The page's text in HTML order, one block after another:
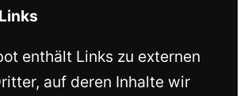
enthält Links zu externen
auf deren Inhalte wir